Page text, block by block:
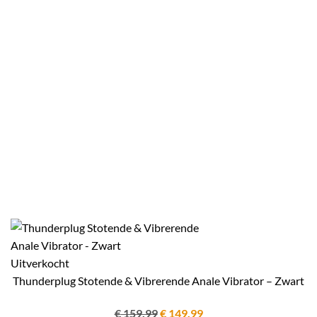
Uitverkocht
Thunderplug Stotende & Vibrerende Anale Vibrator – Zwart
€159.99Oorspronkelijke
€149.99Huidige